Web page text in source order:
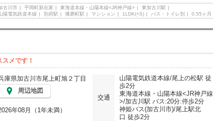
古川市 平岡町新在家 東海道本線・山陽本線<JR神戸線>
東加古川駅
陽電気鉄道本線
別府駅 播磨町駅 マンション 1LDK(+S) バス・トイレ別 0.55ヶ月
メです！
庫県加古川市尾上町旭２丁目
周辺地図
交通
山陽電気鉄道本線/尾上の松駅 徒
歩2分
東海道本線・山陽本線<JR神戸線
>/加古川駅 バス:20分:停歩2分
神姫バス(加古川市)/尾上駅北
口 徒歩2分
年08月（1年未満）